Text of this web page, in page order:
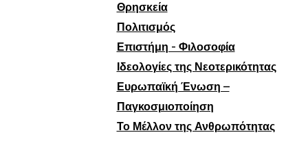
Θρησκεία
Πολιτισμός
Επιστήμη - Φιλοσοφία
Ιδεολογίες της Νεοτερικότητας
Ευρωπαϊκή Ένωση –
Παγκοσμιοποίηση
Το Μέλλον της Ανθρωπότητας